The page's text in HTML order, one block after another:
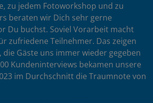
zu jedem Fotoworkshop und zu
beraten wir Dich sehr gerne
Du buchst. Soviel Vorarbeit macht
zufriedene Teilnehmer. Das zeigen
Gäste uns immer wieder gegeben
Kundeninterviews bekamen unsere
im Durchschnitt die Traumnote von